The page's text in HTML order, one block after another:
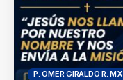
P. OMER GIRALDO R.